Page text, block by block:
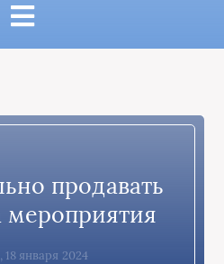
продавать
мероприятия
18 января 2024